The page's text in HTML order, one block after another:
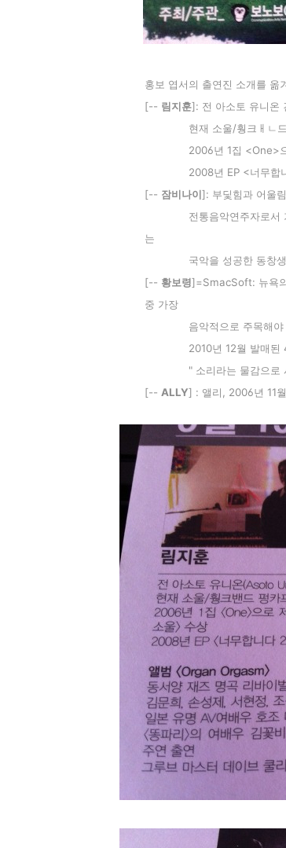
홍보 엽서의 출연진 소개를 옮
[-- 림지훈]: 전 아소토 유니온
현재 소울/훵크ㅐㄴ드 펑
2006년 1집 <One>
2008년 EP <너무합니
[-- 잠비나이]: 부딫힘과 어울
전통음악연주자로서 가지
는
국악을 성공한 동창
[-- 황보령]=SmacSoft: 뉴욕
중 가장
음악적으로 주목해
2010년 12월 발매
" 소리라는 물감으로
[-- ALLY] : 앨리, 2006년 11